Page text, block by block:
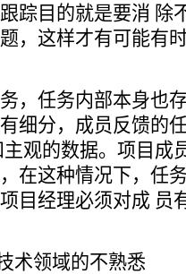
踪目的就是要消 除
，这样才有可能有
，任务内部本身也
细分，成员反馈的
观的数据。项目成
在这种情况下，任
目经理必须对成 员
术领域的不熟悉